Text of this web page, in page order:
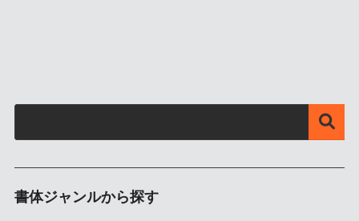
書体ジャンルから探す